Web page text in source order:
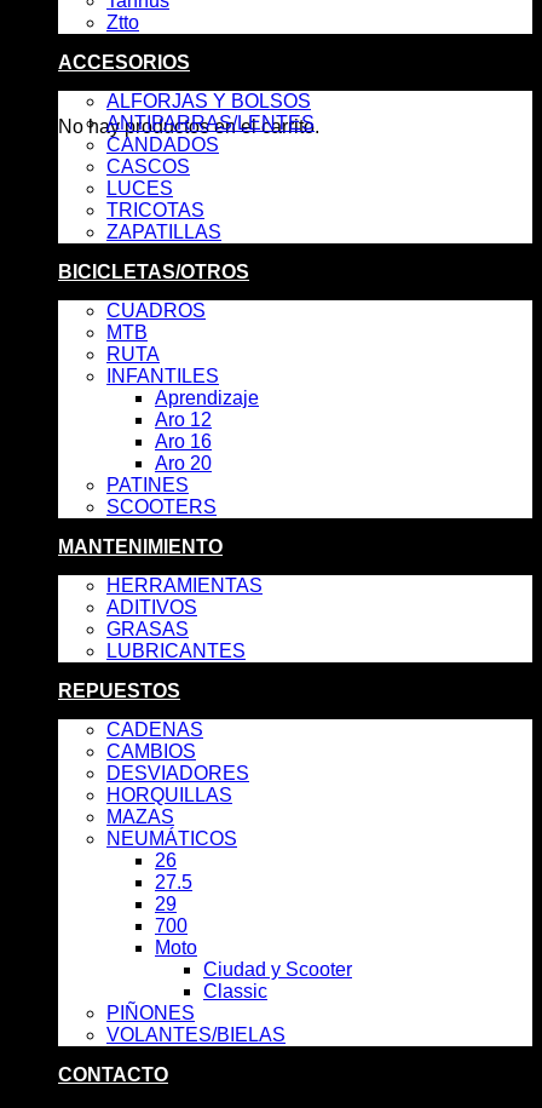
Carrito
No hay productos en el carrito.
Ztto
ACCESORIOS
ALFORJAS Y BOLSOS
ANTIPARRAS/LENTES
CANDADOS
CASCOS
LUCES
TRICOTAS
ZAPATILLAS
BICICLETAS/OTROS
CUADROS
MTB
RUTA
INFANTILES
Aprendizaje
Aro 12
Aro 16
Aro 20
PATINES
SCOOTERS
MANTENIMIENTO
HERRAMIENTAS
ADITIVOS
GRASAS
LUBRICANTES
REPUESTOS
CADENAS
CAMBIOS
DESVIADORES
HORQUILLAS
MAZAS
NEUMÁTICOS
26
27.5
29
700
Moto
Ciudad y Scooter
Classic
PIÑONES
VOLANTES/BIELAS
CONTACTO